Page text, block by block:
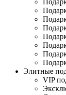
Элитные
VIP